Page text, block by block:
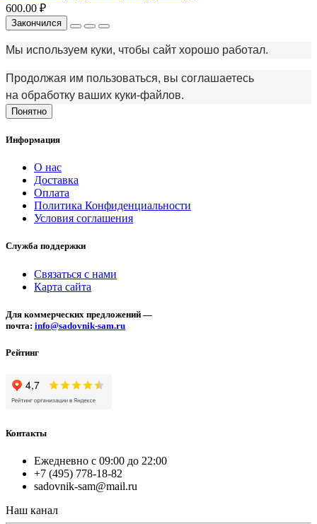
600.00 ₽
Закончился
Мы используем куки, чтобы сайт хорошо работал.
Продолжая им пользоваться, вы соглашаетесь
на обработку ваших куки‑файлов.
Понятно
Информация
О нас
Доставка
Оплата
Политика Конфиденциальности
Условия соглашения
Служба поддержки
Связаться с нами
Карта сайта
Для коммерческих предложений —
почта: info@sadovnik-sam.ru
Рейтинг
Контакты
Ежедневно с 09:00 до 22:00
+7 (495) 778-18-82
sadovnik-sam@mail.ru
Наш канал